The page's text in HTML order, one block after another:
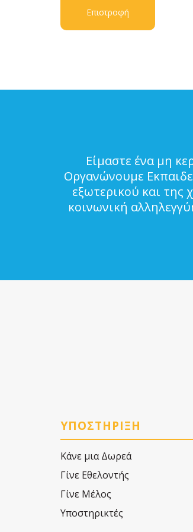
Επιστροφή
Είμαστε ένα μη
Οργανώνουμε
εξωτερικού και
κοινωνική
ΥΠΟΣΤΗΡΙΞΗ
Κάνε μια Δωρεά
Γίνε Εθελοντής
Γίνε Μέλος
Υποστηρικτές